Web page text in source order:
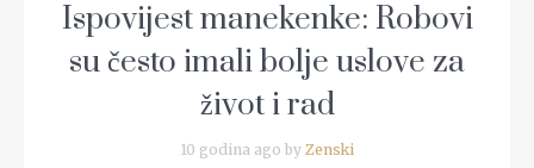
Ispovijest manekenke: Robovi
su često imali bolje uslove za
život i rad
10 godina ago by Zenski